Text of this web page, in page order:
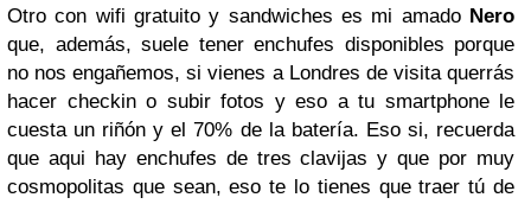
Otro con wifi gratuito y sandwiches es mi amado Nero
que, además, suele tener enchufes disponibles porque
no nos engañemos, si vienes a Londres de visita querrás
hacer checkin o subir fotos y eso a tu smartphone le
cuesta un riñón y el 70% de la batería. Eso si, recuerda
que aqui hay enchufes de tres clavijas y que por muy
cosmopolitas que sean, eso te lo tienes que traer tú de